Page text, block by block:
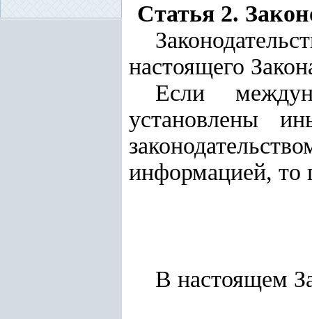
Статья 2.
настоящего
Если
установлены
информацией, то
В настоящем